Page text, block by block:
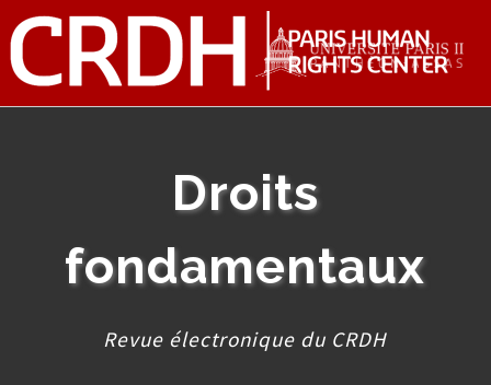
Droits
fondamentaux
Revue électronique du CRDH